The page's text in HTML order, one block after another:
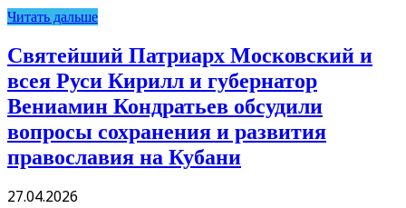
Читать дальше
Святейший Патриарх Московский и
всея Руси Кирилл и губернатор
Вениамин Кондратьев обсудили
вопросы сохранения и развития
православия на Кубани
27.04.2026